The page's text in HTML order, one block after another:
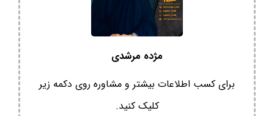
مژده مرشدی
برای کسب اطلاعات بیشتر و مشاوره روی دکمه زیر
کلیک کنید.